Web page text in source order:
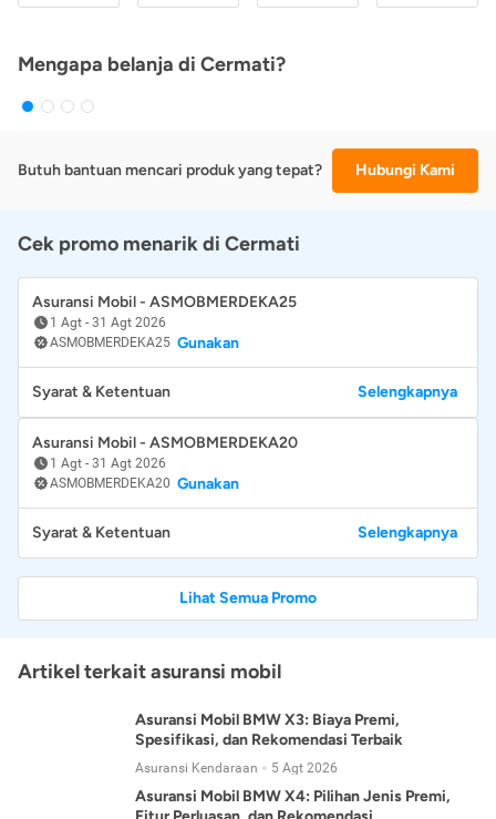
Mengapa belanja di Cermati?
Butuh bantuan mencari produk yang tepat? Hubungi Kami
Cek promo menarik di Cermati
Asuransi Mobil - ASMOBMERDEKA25
1 Agt - 31 Agt 2026
ASMOBMERDEKA25 Gunakan
Syarat & Ketentuan Selengkapnya
Asuransi Mobil - ASMOBMERDEKA20
1 Agt - 31 Agt 2026
ASMOBMERDEKA20 Gunakan
Syarat & Ketentuan Selengkapnya
Lihat Semua Promo
Artikel terkait asuransi mobil
Asuransi Mobil BMW X3: Biaya Premi,
Spesifikasi, dan Rekomendasi Terbaik
Asuransi Kendaraan 5 Agt 2026
Asuransi Mobil BMW X4: Pilihan Jenis Premi,